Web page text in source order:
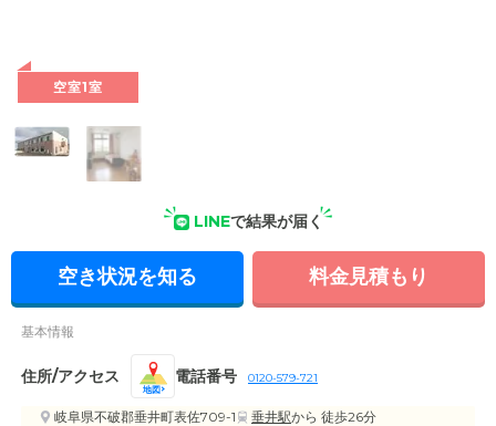
空室1室
LINEで結果が届く
空き状況を知る 料金見積もり
基本情報
住所/アクセス
地図
電話番号 0120-579-721
岐阜県不破郡垂井町表佐709-1 垂井駅から 徒歩26分